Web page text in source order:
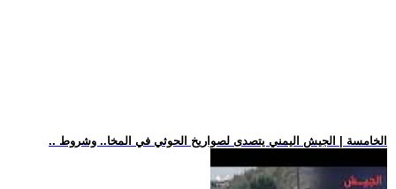
.. الخامسة | الجيش اليمني يتصدى لصواريخ الحوثي في المخا.. وشروط